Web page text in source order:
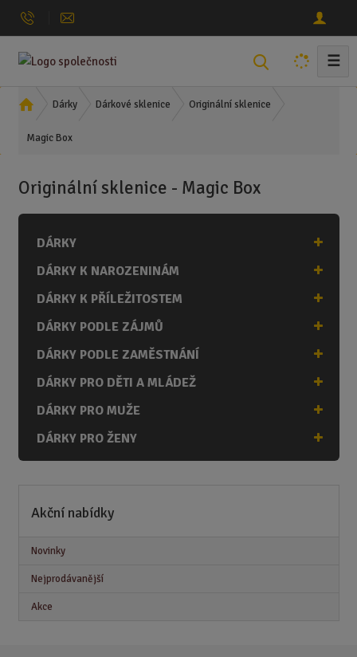
h
☰
Ú
o
í
n
a
Dárky Dárkové sklenice Originální sklenice
Magic Box
Originální sklenice - Magic Box
DÁRKY
DÁRKY K NAROZENINÁM
DÁRKY K PŘÍLEŽITOSTEM
DÁRKY PODLE ZÁJMŮ
DÁRKY PODLE ZAMĚSTNÁNÍ
DÁRKY PRO DĚTI A MLÁDEŽ
DÁRKY PRO MUŽE
DÁRKY PRO ŽENY
Akční nabídky
Novinky
Nejprodávanější
Akce